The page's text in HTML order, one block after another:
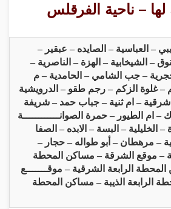
لها – ناحية الفرقلس
– العباسية – الصايده – عبقير –
– الشيخابية – الهزة – الناصرية –
– جب الشامي – الحامدية – م
– غلوة الزكم – رجم طقو – الدرويشية
– ام ثنية – جباب حمد – شريفة
– ام الطيور – حمرة الصوانــــــــــــة
الخليلية – البسة – الابده – الصفا
– مرهطان – أبو طواله – حجار –
– موقع الشرقة – مساكن المحطة
المحطة الرابعة الشرقية – موقـــــــع
الرابعة الذيبة – مساكن المحطة